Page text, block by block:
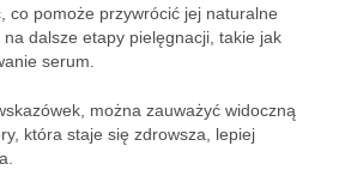
co pomoże przywrócić jej naturalne
dalsze etapy pielęgnacji, takie jak
serum.
można zauważyć widoczną
która staje się zdrowsza, lepiej